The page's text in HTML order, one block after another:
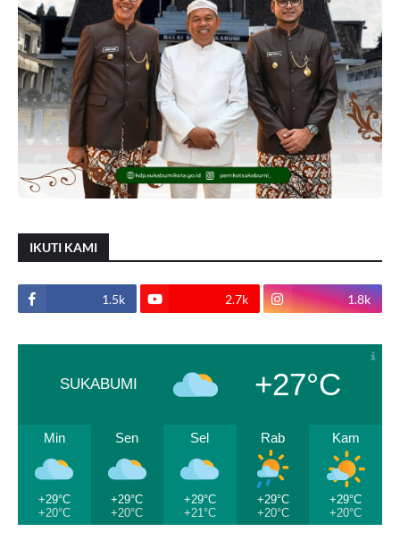
IKUTI KAMI
1.5k 2.7k 1.8k
SUKABUMI +27°C
Min
+29°C
+20°C
Sen
+29°C
+20°C
Sel
+29°C
+21°C
Rab
+29°C
+20°C
Kam
+29°C
+20°C